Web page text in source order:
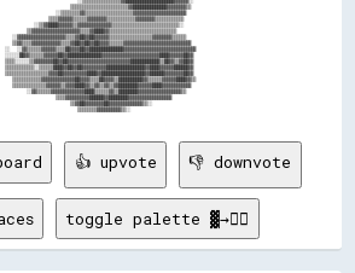
▒▒▒▒▒▒▒▒▒▒▒▒▒▒▒▒▒▒▒▒▒▒▒▒▓▓██████████████▓▓▓▓▓▓▓▓▒▒
░░▒▒▒▒▒▒▒▒▓▓▒▒▒▒▒▒▒▒▒▒▒▒▒▒▒▒▒▒▒▒▓▓▓▓▓▓▓▓▓▓▓▓▓▓▓▓▓▓▓▓▓▓
▒▒▒▒▓▓▓▓▓▓▒▒▒▒▒▒▓▓▓▓▓▓▓▓▒▒▒▒▒▒▒▒▒▒▒▒▓▓▓▓▓▓▓▓▒▒▒▒▒▒▒▒▒▒▒▒
░░▒▒▓▓████▓▓▓▓▓▓▒▒▓▓▓▓▓▓▓▓▓▓▓▓▓▓▒▒▒▒▒▒▒▒▒▒▒▒▒▒▒▒▒▒▒▒▒▒▒▒▒▒▒▒░░
▒▒▓▓▓▓▓▓▓▓▓▓▓▓▓▓▓▓▓▓▓▓▒▒▒▒▓▓████▓▓▒▒▒▒▒▒▒▒▒▒▒▒▒▒▒▒▒▒▒▒▒▒▒▒▒▒▒▒
░░▓▓▒▒▒▒▒▒▓▓▓▓▓▓▓▓▓▓▓▓▓▓████▒▒▒▒▒▒▓▓▒▒████████▓▓▓▓▓▓▓▓▓▓▓▓▓▓▓▓▓▓▒▒
▒▒▒▒▓▓▓▓▓▓▓▓▓▓██████▓▓████████▓▓▓▓▓▓▓▓▓▓▓▓▓▓▓▓▓▓
▒▒▓▓██▓▓▓▓▓▓▓▓██▓▓▓▓▓▓▓▓▓▓▓▓▓▓▒▒░░
👍 upvote 👎 downvote
toggle palette ▓→✊🏽